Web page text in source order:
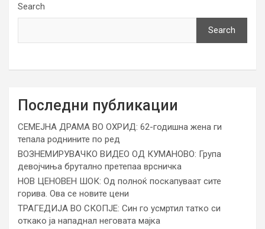
Search
Search
Последни публикации
СЕМЕЈНА ДРАМА ВО ОХРИД: 62-годишна жена ги
тепала роднините по ред
ВОЗНЕМИРУВАЧКО ВИДЕО ОД КУМАНОВО: Група
девојчиња брутално претепаа врсничка
НОВ ЦЕНОВЕН ШОК: Од полноќ поскапуваат сите
горива. Ова се новите цени
ТРАГЕДИЈА ВО СКОПЈЕ: Син го усмртил татко си
откако ја нападнал неговата мајка